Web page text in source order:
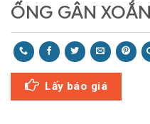
ỐNG GÂN
Lấy báo giá